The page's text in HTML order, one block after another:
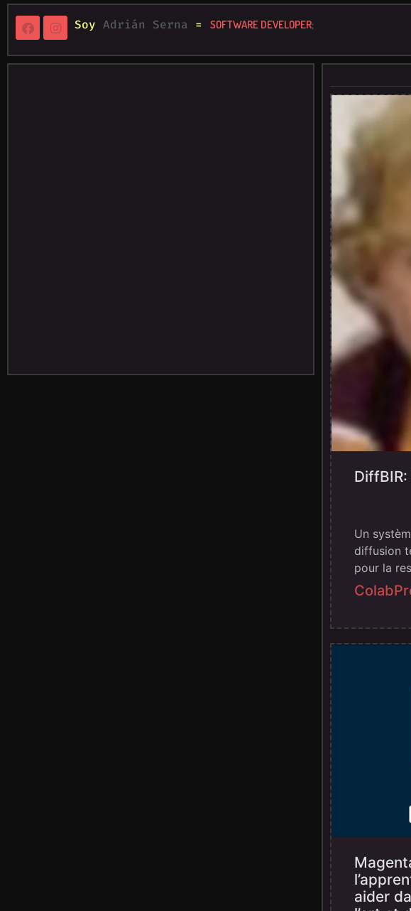
Soy Adrián Serna = SOFTWARE
Un
diffusion
pour la
aider